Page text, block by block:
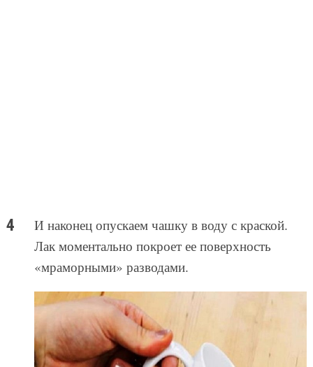
И наконец опускаем чашку в воду с краской.
Лак моментально покроет ее поверхность
«мраморными» разводами.